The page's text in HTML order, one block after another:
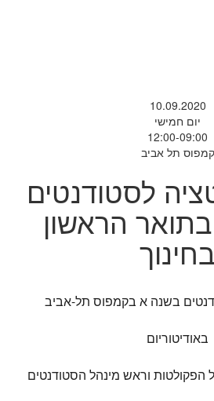
10.09.2020
יום חמישי
12:00-09:00
קמפוס תל אביב
לסטודנטים
הראשון
בחינוך
בשנה א בקמפוס תל-אביב
באודיטוריום
הפקולטות וראש מינהל הסטודנטים